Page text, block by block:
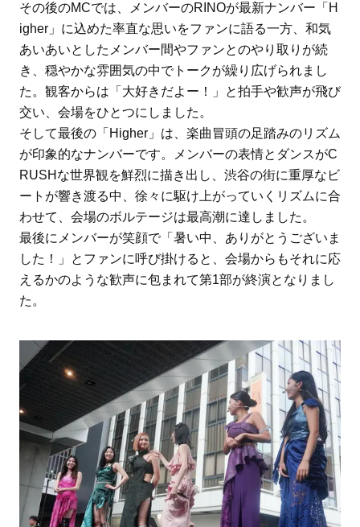
その後のMCでは、メンバーのRINOが最新ナンバー「H
igher」に込めた率直な思いをファンに語る一方、和気
あいあいとしたメンバー間やファンとのやり取りが続
き、穏やかな雰囲気の中でトークが繰り広げられまし
た。観客からは「大好きだよー！」と拍手や歓声が飛び
交い、会場をひとつにしました。
そして最後の「Higher」は、楽曲冒頭の足踏みのリズム
が印象的なナンバーです。メンバーの表情とダンスがC
RUSHな世界観を鮮烈に描き出し、渋谷の街に重厚なビ
ートが響き渡る中、徐々に駆け上がっていくリズムに合
わせて、会場のボルテージは最高潮に達しました。
最後にメンバーが笑顔で「暑い中、ありがとうございま
した！」とファンに呼び掛けると、会場からもそれに応
えるかのような歓声に包まれて第1部が終演となりまし
た。